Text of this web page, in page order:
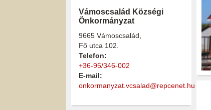
Vámoscsalád Községi
Önkormányzat
9665 Vámoscsalád,
Fő utca 102.
Telefon:
+36-95/346-002
E-mail:
onkormanyzat.vcsalad@repcenet.hu